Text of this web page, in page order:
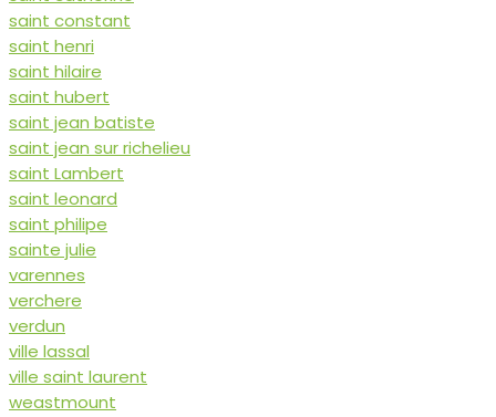
saint constant
saint henri
saint hilaire
saint hubert
saint jean batiste
saint jean sur richelieu
saint Lambert
saint leonard
saint philipe
sainte julie
varennes
verchere
verdun
ville lassal
ville saint laurent
weastmount